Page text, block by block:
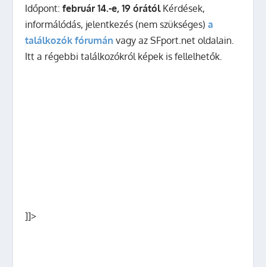
Időpont:február 14.-e, 19 órátólKérdések,
informálódás, jelentkezés (nem szükséges)a
találkozók fórumán vagy az SFport.net oldalain.
Itt a régebbi találkozókról képek is fellelhetők.
]]>